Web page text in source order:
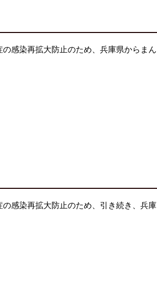
感染再拡大防止のため、兵庫県からまん
感染再拡大防止のため、引き続き、兵庫